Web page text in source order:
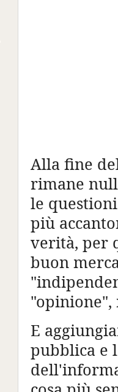
Alla fine
rimane
le
più
verità, per
buon
"opinione",
E
pubblica e